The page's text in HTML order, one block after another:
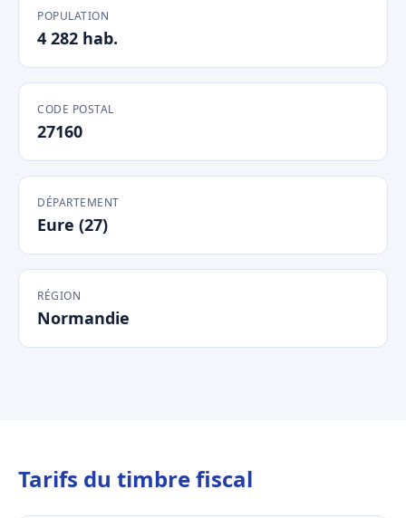
POPULATION
4 282 hab.
CODE POSTAL
27160
DÉPARTEMENT
Eure (27)
RÉGION
Normandie
Tarifs du timbre fiscal